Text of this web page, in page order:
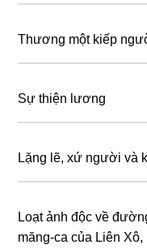
Thương một kiếp
Sự thiện lương
Lặng lẽ, xứ người và
Loạt ảnh độc về
măng-ca của Liên